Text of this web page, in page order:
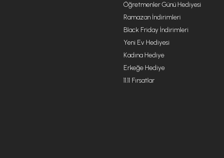
Öğretmenler Günü Hediyesi
Ramazan İndirimleri
Black Friday İndirimleri
Yeni Ev Hediyesi
Kadına Hediye
Erkeğe Hediye
11.11 Fırsatlar